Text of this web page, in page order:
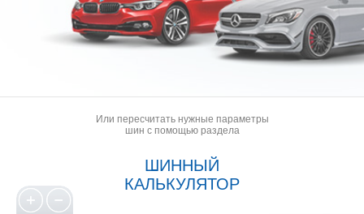
Или пересчитать нужные параметры
шин с помощью раздела
ШИННЫЙ
КАЛЬКУЛЯТОР